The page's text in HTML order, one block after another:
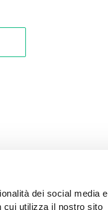
dei social media e
cui utilizza il nostro sito